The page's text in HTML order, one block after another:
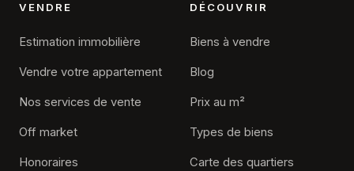
VENDRE
Estimation immobilière
Vendre votre appartement
Nos services de vente
Off market
Honoraires
DÉCOUVRIR
Biens à vendre
Blog
Prix au m²
Types de biens
Carte des quartiers